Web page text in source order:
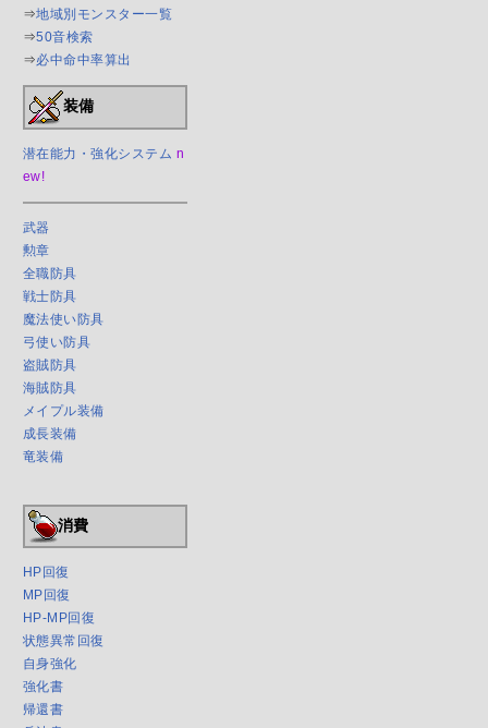
⇒地域別モンスター一覧
⇒50音検索
⇒必中命中率算出
装備
潜在能力・強化システム n
ew!
武器
勲章
全職防具
戦士防具
魔法使い防具
弓使い防具
盗賊防具
海賊防具
メイプル装備
成長装備
竜装備
消費
HP回復
MP回復
HP-MP回復
状態異常回復
自身強化
強化書
帰還書